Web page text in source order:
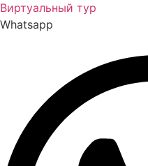
Виртуальный тур
Whatsapp